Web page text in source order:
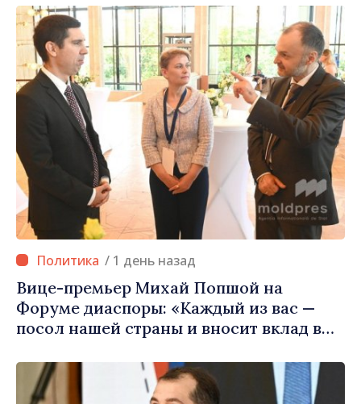
населённым пунктам шанс
развиваться»
/ 1 день назад
Вице-премьер Михай Попшой на
Форуме диаспоры: «Каждый из вас —
посол нашей страны и вносит вклад в
Молдова»